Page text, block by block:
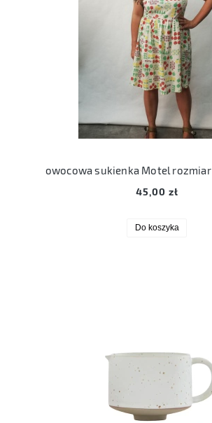
owocowa sukienka Motel
45,00 zł
Do koszyka